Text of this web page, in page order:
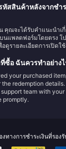
สสินค้าหลังจากชำ
คุณจะได้รับคำแนะนำเ
นแพลตฟอร์มโดยตรง
ดูรายละเอียดการเปิดใ
ซื้อ ฉันควรทำอย่างไ
your purchased
redemption details.
team with your
promptly.
งทางการชำระเงินที่รองรั